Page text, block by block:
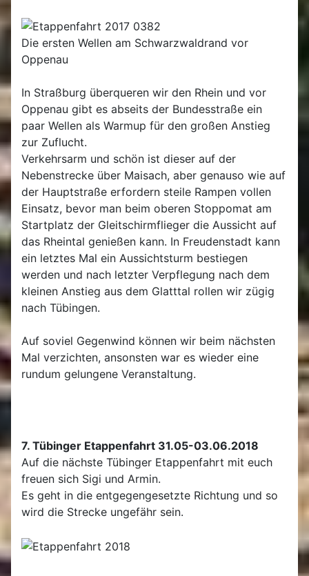
Die ersten Wellen am Schwarzwaldrand vor
Oppenau
In Straßburg überqueren wir den Rhein und vor
Oppenau gibt es abseits der Bundesstraße ein
paar Wellen als Warmup für den großen Anstieg
zur Zuflucht.
Verkehrsarm und schön ist dieser auf der
Nebenstrecke über Maisach, aber genauso wie auf
der Hauptstraße erfordern steile Rampen vollen
Einsatz, bevor man beim oberen Stoppomat am
Startplatz der Gleitschirmflieger die Aussicht auf
das Rheintal genießen kann. In Freudenstadt kann
ein letztes Mal ein Aussichtsturm bestiegen
werden und nach letzter Verpflegung nach dem
kleinen Anstieg aus dem Glatttal rollen wir zügig
nach Tübingen.
Auf soviel Gegenwind können wir beim nächsten
Mal verzichten, ansonsten war es wieder eine
rundum gelungene Veranstaltung.
7. Tübinger Etappenfahrt 31.05-03.06.2018
Auf die nächste Tübinger Etappenfahrt mit euch
freuen sich Sigi und Armin.
Es geht in die entgegengesetzte Richtung und so
wird die Strecke ungefähr sein.